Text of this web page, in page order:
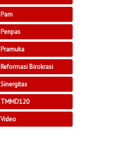
Pam
Penpas
Pramuka
Reformasi Birokrasi
Sinergitas
TMMD120
Video